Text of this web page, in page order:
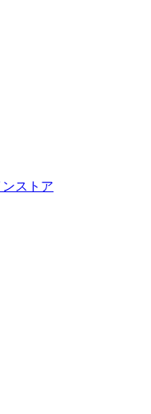
ストア